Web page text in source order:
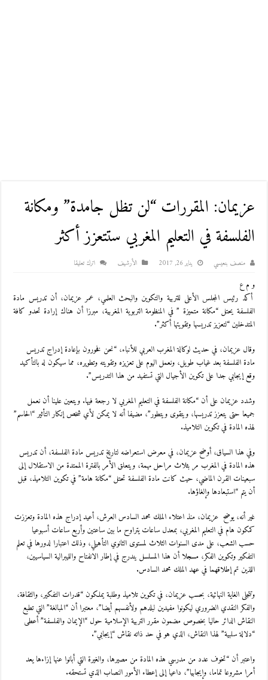
عزيمان: المقررات “لن تظل جامدة” ومكانة
الفلسفة في التعليم المغربي ستتعزز أكثر
منصف بنعيسي يناير 26, 2017 اﻷرشيف اترك تعليقا
و م ع
أكد رئيس المجلس الأعلى للتربية والتكوين والبحث العلمي، عمر عزيمان، أن تدريس مادة
الفلسفة يحتل “مكانة متميزة ” في المنظومة التربوية المغربية، مبرزا أن هناك إرادة تحدو كافة
المتدخلين “لتعزيز تدريسها وتقويتها أكثر”.
وقال عزيمان، في حديث لوكالة المغرب العربي للأنباء، “نحن فخورون بإعادة إدراج تدريس
مادة الفلسفة بعد غياب طويل، ونعمل اليوم على تعزيزه وتقويته وتطويره، مما سيكون له بالتأكيد
وقع إيجابي جدا على تكوين الأجيال التي تستفيد من هذا التدريس”.
وشدد عزيمان على أن “مكانة الفلسفة في التعليم المغربي لا رجعة فيها. ويتعين علينا أن نعمل
جميعا حتى يتعزز تدريسها، ويتقوى ويتطور”، مضيفا أنه لا يمكن لأي شخص إنكار التأثير “الحاسم”
لهذه المادة في تكوين التلاميذ.
وفي هذا السياق، أوضح عزيمان، في معرض استعراضه لتاريخ تدريس مادة الفلسفة، أن تدريس
هذه المادة في المغرب مر بثلاث مراحل مهمة، ويتعلق الأمر بالفترة الممتدة من الاستقلال إلى
سبعينات القرن الماضي، حيث كانت مادة الفلسفة تحتل “مكانة هامة” في تكوين التلاميذ، قبل
أن يتم “استبعادها وإلغاؤها.
غير أنه، يوضح عزيمان، منذ اعتلاء الملك محمد السادس العرش، أعيد إدراج هذه المادة وتعززت
كمكون هام في التعليم المغربي، بمعدل ساعات يتراوح ما بين ساعتين وأربع ساعات أسبوعيا
حسب الشعب، على مدى السنوات الثلاث لمستوى الثانوي التأهيلي، وذلك اعتبارا لدورها في تعلم
التفكير وتكوين الفكر، مسجلا أن هذا المسلسل يندرج في إطار الانفتاح والليبرالية السياسيين،
اللذين تم إطلاقهما في عهد الملك محمد السادس.
وتتجلى الغاية النهائية، بحسب عزيمان، في تكوين تلاميذ وطلبة يملكون “قدرات التفكير، والثقافة،
والفكر النقدي الضروري ليكونوا مفيدين لبلدهم ولأنفسهم أيضا”، معتبرا أن “المبالغة” التي تطبع
النقاش الدائر حاليا بخصوص مضمون مقرر التربية الإسلامية حول “الإيمان والفلسفة” أعطى
“دلالة سلبية” لهذا النقاش، الذي هو في حد ذاته نقاش “إيجابي”.
واعتبر أن “تخوف عدد من مدرسي هذه المادة من مصيرها، والغيرة التي أبانوا عنها إزاءها يعد
أمرا مشروعا تماما، وإيجابيا”، داعيا إلى إعطاء الأمور النصاب الذي تستحقه.